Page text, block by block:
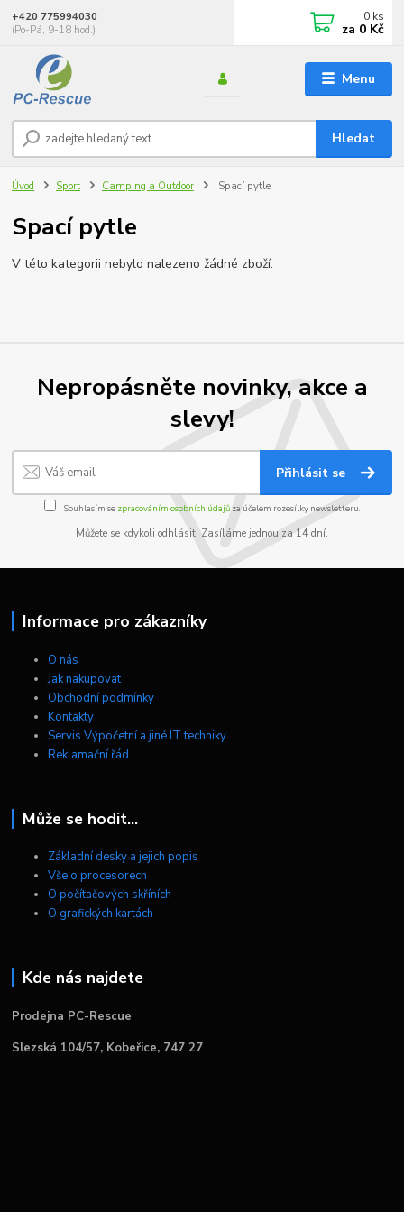
Menu
Hledat
+420 775994030
(Po-Pá, 9-18 hod.)
0 ks
za 0 Kč
Úvod Sport Camping a Outdoor Spací pytle
Spací pytle
V této kategorii nebylo nalezeno žádné zboží.
Nepropásněte novinky, akce a
slevy!
Přihlásit se
Souhlasím se zpracováním osobních údajůza účelem rozesílky newsletteru.
Můžete se kdykoli odhlásit. Zasíláme jednou za 14 dní.
Informace pro zákazníky
O nás
Jak nakupovat
Obchodní podmínky
Kontakty
Servis Výpočetní a jiné IT techniky
Reklamační řád
Může se hodit...
Základní desky a jejich popis
Vše o procesorech
O počítačových skříních
O grafických kartách
Kde nás najdete
Prodejna PC-Rescue
Slezská 104/57, Kobeřice, 747 27